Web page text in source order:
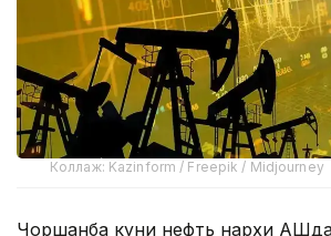
Коллаж: Kazinform / Freepik / Midjourney
Чоршанба куни нефть нархи